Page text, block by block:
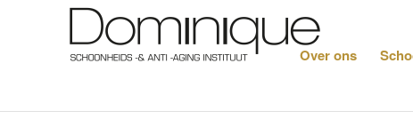
Over ons